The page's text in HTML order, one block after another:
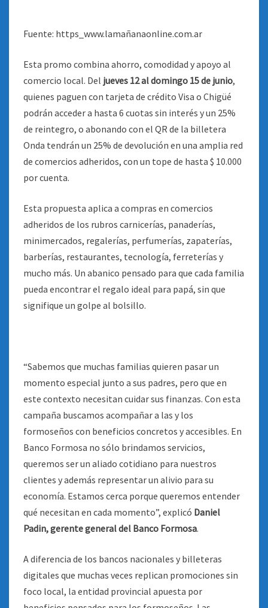
Fuente: https_www.lamañanaonline.com.ar
Esta promo combina ahorro, comodidad y apoyo al
comercio local. Del jueves 12 al domingo 15 de junio,
quienes paguen con tarjeta de crédito Visa o Chigüé
podrán acceder a hasta 6 cuotas sin interés y un 25%
de reintegro, o abonando con el QR de la billetera
Onda tendrán un 25% de devolución en una amplia red
de comercios adheridos, con un tope de hasta $ 10.000
por cuenta.
Esta propuesta aplica a compras en comercios
adheridos de los rubros carnicerías, panaderías,
minimercados, regalerías, perfumerías, zapaterías,
barberías, restaurantes, tecnología, ferreterías y
mucho más. Un abanico pensado para que cada familia
pueda encontrar el regalo ideal para papá, sin que
signifique un golpe al bolsillo.
“Sabemos que muchas familias quieren pasar un
momento especial junto a sus padres, pero que en
este contexto necesitan cuidar sus finanzas. Con esta
campaña buscamos acompañar a las y los
formoseños con beneficios concretos y accesibles. En
Banco Formosa no sólo brindamos servicios,
queremos ser un aliado cotidiano para nuestros
clientes y además representar un alivio para su
economía. Estamos cerca porque queremos entender
qué necesitan en cada momento”, explicó Daniel
Padin, gerente general del Banco Formosa.
A diferencia de los bancos nacionales y billeteras
digitales que muchas veces replican promociones sin
foco local, la entidad provincial apuesta por